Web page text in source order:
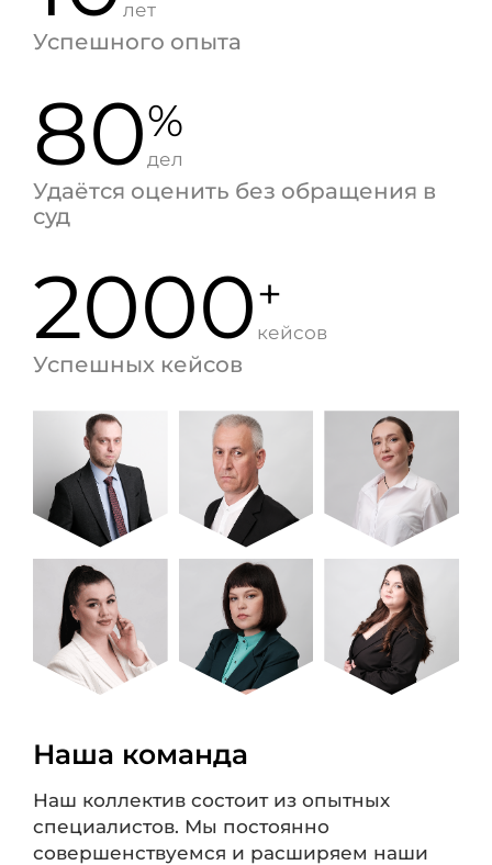
лет
Успешного опыта
80%
дел
Удаётся оценить без обращения в
суд
2000+
кейсов
Успешных кейсов
Наша команда
Наш коллектив состоит из опытных
специалистов. Мы постоянно
совершенствуемся и расширяем наши